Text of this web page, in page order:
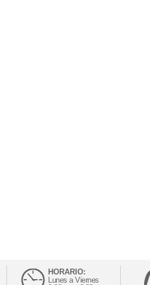
HORARIO:
Lunes a Viernes